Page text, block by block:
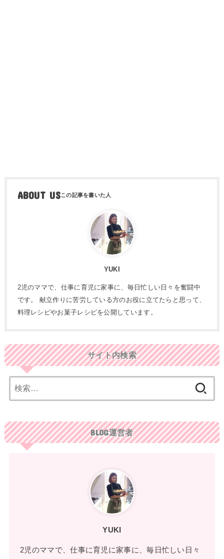
ABOUT US
YUKI
2児のママで、仕事に育児に家事に、毎日忙しい日々を奮闘中
です。 献立作りに苦労している方のお役に立てたらと思って、
料理レシピやお菓子レシピを公開しています。
サイト内検索
索:
BLOG運営者
YUKI
2児のママで、仕事に育児に家事に、毎日忙しい日々